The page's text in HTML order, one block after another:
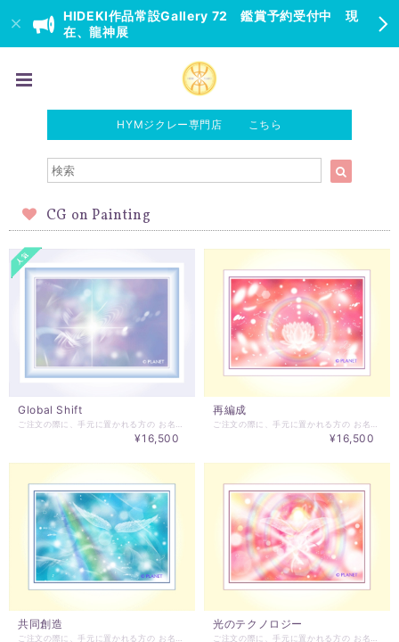
HIDEKI作品常設Gallery 72 鑑賞予約受付中 現
在、龍神展
HYMジクレー専門店 こちら
CG on Painting
Global Shift
ご注文の際に、手元に置かれる方の お名前、生年月日をお知らせください！ 「Global Shift」 地球は今、大きくシフトしています。 わたしたちも地球と共に。。。 このアートがそばにあることで、 いつもわたしは、最高のわたしを思い出す。 環境は、心を維持し、育てます。 心は、環境を維持し、育てます。 愛、真実、美、調和・・・ アートと共にある生活をはじめませんか？ コンピューターグラフィックスをベースとして、 ご依頼者様用にチューニングして描き上げる作品です。 ご注文をいただいてから作成する、オーダーメイド作品となります。 掲載画像がＣＧ、これにご依頼者様用に加筆します。 ご注文には、手元に置かれる方のお名前をお聞かせください。 絵サイズ18cm×12cm インチ板額付き(ホワイト) ※額の在庫状況により、写真の額は変更されます。 CGセミオーダーアートの特別な点は、数点の中からお気に入りの作品を選べることです。気に入った作品にご依頼者様用にチューニングして加筆することでアートがバージョンアップして、更なるエネルギーの共鳴が起こり、結果的に歓びのお声を聴かせていただいている、他に類を見ない作品です。 このアートは、ロングセラーであり、ベースのCG誕生からすでに15年を越え、今でも人気がある作品です。 絵をエネルギーとして、受け取ってもらいやすいカタチとなっていると思います。 CGオーダーメイド作品誕生の話は、こちらかで記事にしております。 ↓↓↓↓↓↓ https://ameblo.jp/hidekiessa/entry-12252655040.html ご注文後の作成となります。 実物作品とモニターの多少の色の誤差があることをご了承ください。 ご注文後はキャンセルはできませんのでご注意ください。 作品のお届けには、2～3週間のご猶予をいただきます。 発送前にメールにてご連絡させていただきます。 注）MALU Selectionより直接メールにてご連絡させていただきますので、＠essentialart.infoのドメイン指定解除をお願いします。－ドメインとは、＠以降の部分を指します。－各携帯会社のドメイン指定解除方法は、各社異なりますのでご契約の各携帯会社、メールサービス会社でお問い合わせください。
¥16,500
再編成
ご注文の際に、手元に置かれる方の お名前、生年月日をお知らせください！ 「再編成」 新たに集合したエネルギーの華。 愛と調和に向かって、わたしたちは集まります。 このアートがそばにあることで、 いつもわたしは、最高のわたしを思い出す。 環境は、心を維持し、育てます。 心は、環境を維持し、育てます。 愛、真実、美、調和・・・ ※現在、加筆サンプル写真にあるタイトルは入れておりません。 コンピューターグラフィックスをベースとして、 ご依頼者様用にチューニングして描き上げる作品です。 ご注文をいただいてから作成する、オーダーメイド作品となります。 掲載画像がＣＧ、これにご依頼者様用に加筆します。 ご注文には、手元に置かれる方のお名前をお聞かせください。 絵サイズ18cm×12cm インチ板額付き(ホワイト) ※額の在庫状況により、写真の額は変更されます。 CGセミオーダーアートの特別な点は、数点の中からお気に入りの作品を選べることです。気に入った作品にご依頼者様用にチューニングして加筆することでアートがバージョンアップして、更なるエネルギーの共鳴が起こり、結果的に歓びのお声を聴かせていただいている、他に類を見ない作品です。 このアートは、ロングセラーであり、ベースのCG誕生からすでに15年を越え、今でも人気がある作品です。 絵をエネルギーとして、受け取ってもらいやすいカタチとなっていると思います。 CGオーダーメイド作品誕生の話は、こちらかで記事にしております。 ↓↓↓↓↓↓ https://ameblo.jp/hidekiessa/entry-12252655040.html ご注文後の作成となります。 実物作品とモニターの多少の色の誤差があることをご了承ください。 ご注文後はキャンセルはできませんのでご注意ください。 作品のお届けには、2～3週間のご猶予をいただきます。 発送前にメールにてご連絡させていただきます。 注）MALU Selectionより直接メールにてご連絡させていただきますので、＠essentialart.infoのドメイン指定解除をお願いします。－ドメインとは、＠以降の部分を指します。－各携帯会社のドメイン指定解除方法は、各社異なりますのでご契約の各携帯会社、メールサービス会社でお問い合わせください。
¥16,500
共同創造
ご注文の際に、手元に置かれる方の お名前、生年月日をお知らせください！ 「共同創造」 あなたは1人ではない。 数多くの存在がいつもあなたを見守っています。 このアートがそばにあることで、 いつもわたしは、最高のわたしを思い出す。 環境は、心を維持し、育てます。 心は、環境を維持し、育てます。 愛、真実、美、調和・・・ アートと共にある生活をはじめませんか？ コンピューターグラフィックスをベースとして、 ご依頼者様用にチューニングして描き上げる作品です。 ご注文をいただいてから作成する、オーダーメイド作品となります。 掲載画像がＣＧ、これにご依頼者様用に加筆します。 ご注文には、手元に置かれる方のお名前をお聞かせください。 絵サイズ18cm×12cm インチ板額付き(ホワイト) ※現在、加筆サンプル写真にあるタイトルは入れておりません。 ※額の在庫状況により、写真の額は変更されます。 CGセミオーダーアートの特別な点は、数点の中からお気に入りの作品を選べることです。気に入った作品にご依頼者様用にチューニングして加筆することでアートがバージョンアップして、更なるエネルギーの共鳴が起こり、結果的に歓びのお声を聴かせていただいている、他に類を見ない作品です。 このアートは、ロングセラーであり、ベースのCG誕生からすでに15年を越え、今でも人気がある作品です。 絵をエネルギーとして、受け取ってもらいやすいカタチとなっていると思います。 CGオーダーメイド作品誕生の話は、こちらかで記事にしております。 ↓↓↓↓↓↓ https://ameblo.jp/hidekiessa/entry-12252655040.html ご注文後の作成となります。 実物作品とモニターの多少の色の誤差があることをご了承ください。 ご注文後はキャンセルはできませんのでご注意ください。 作品のお届けには、2～3週間のご猶予をいただきます。 発送前にメールにてご連絡させていただきます。 注）MALU Selectionより直接メールにてご連絡させていただきますので、＠essentialart.infoのドメイン指定解除をお願いします。－ドメインとは、＠以降の部分を指します。－各携帯会社のドメイン指定解除方法は、各社異なりますのでご契約の各携帯会社、メールサービス会社でお問い合わせください。
光のテクノロジー
ご注文の際に、手元に置かれる方の お名前、生年月日をお知らせください！ 大切な方へのプレゼントにも最適です。 「光のテクノロジー」 物事の本質を理解していくと 光のテクノロジーによる、 愛のなせる業ということが見えてきます。 このアートがそばにあることで、 いつもわたしは、最高のわたしを思い出す。 環境は、心を維持し、育てます。 心は、環境を維持し、育てます。 愛、真実、美、調和・・・ アートと共にある生活をはじめませんか？ コンピューターグラフィックスを基礎ベースとして、 ご依頼者様用にチューニングして描き上げる作品です。 一枚一枚がオーダーメイド作品となります。 掲載画像がＣＧ、これに加筆します。 ご注文には、手元に置かれる方のお名前をお聞かせください。 絵サイズ18cm×12cm インチ板額付き(ホワイト) ※額の在庫状況により、写真の額は変更されます。 ※現在、加筆サンプル写真にあるタイトルは入れておりません。 CCGセミオーダーアートの特別な点は、数点の中からお気に入りの作品を選べることです。気に入った作品にご依頼者様用にチューニングして加筆することでアートがバージョンアップして、更なるエネルギーの共鳴が起こり、結果的に歓びのお声を聴かせていただいている、他に類を見ない作品です。 このアートは、ロングセラーであり、ベースのCG誕生からすでに15年を越え、今でも人気がある作品です。 絵をエネルギーとして、受け取ってもらいやすいカタチとなっていると思います。 CGオーダーメイド作品誕生の話は、こちらかで記事にしております。 ↓↓↓↓↓↓ https://ameblo.jp/hidekiessa/entry-12252655040.html ご注文後の作成となります。 実物作品とモニターの多少の色の誤差があることをご了承ください。 ご注文後はキャンセルはできませんのでご注意ください。 作品のお届けには、2～3週間のご猶予をいただきます。 発送前にメールにてご連絡させていただきます。 注）MALU Selectionより直接メールにてご連絡させていただきますので、＠essentialart.infoのドメイン指定解除をお願いします。－ドメインとは、＠以降の部分を指します。－各携帯会社のドメイン指定解除方法は、各社異なりますのでご契約の各携帯会社、メールサービス会社でお問い合わせください。